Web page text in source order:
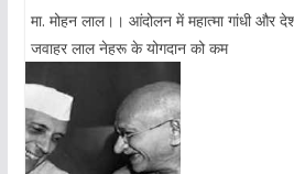
मा. मोहन लाल।। आंदोलन में महात्मा गांधी और
जवाहर लाल नेहरू के योगदान को कम